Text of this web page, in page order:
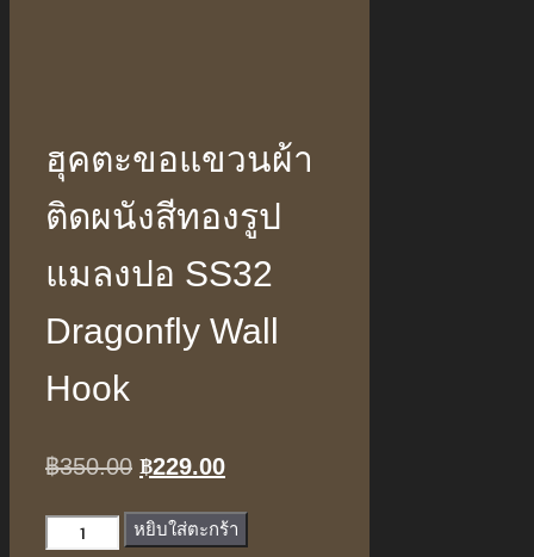
ฮุคตะขอแขวนผ้า
ติดผนังสีทองรูป
แมลงปอ SS32
Dragonfly Wall
Hook
฿350.00 Original
was:
฿229.00Current
is:
จำนวน
หยิบใส่ตะกร้า